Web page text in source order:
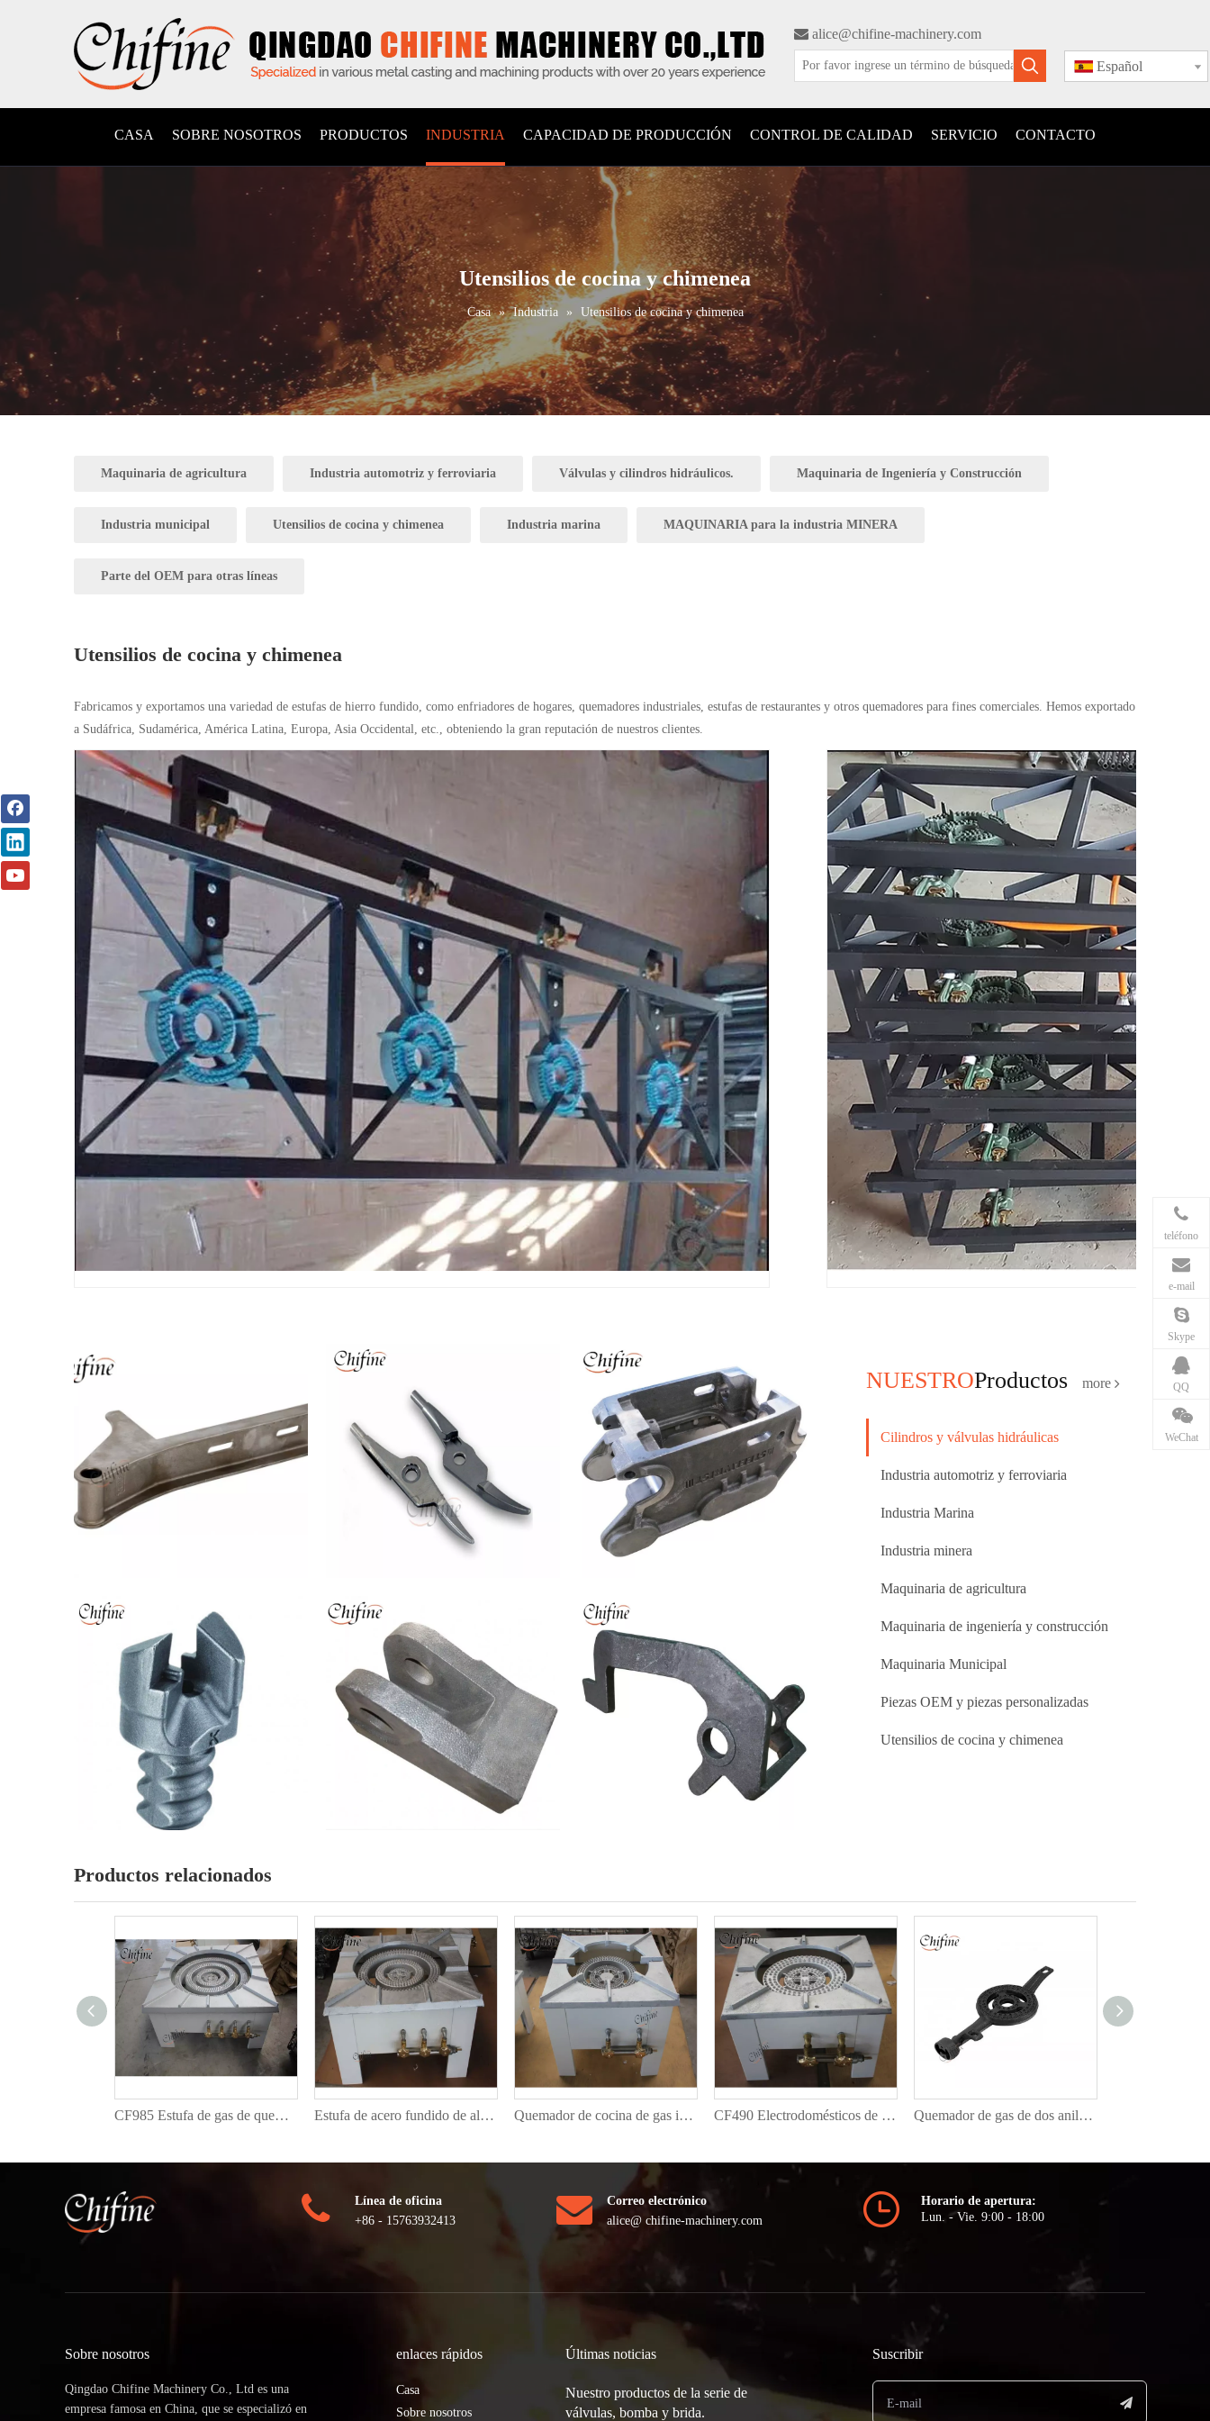
 alice@chifine-machinery.com
Español
CASA SOBRE NOSOTROS PRODUCTOS INDUSTRIA CAPACIDAD DE PRODUCCIÓN CONTROL DE CALIDAD SERVICIO CONTACTO
Utensilios de cocina y chimenea
Casa » Industria » Utensilios de cocina y chimenea
Maquinaria de agricultura Industria automotriz y ferroviaria Válvulas y cilindros hidráulicos. Maquinaria de Ingeniería y Construcción
Industria municipal Utensilios de cocina y chimenea Industria marina MAQUINARIA para la industria MINERA
Parte del OEM para otras líneas
Utensilios de cocina y chimenea
Fabricamos y exportamos una variedad de estufas de hierro fundido, como enfriadores de hogares, quemadores industriales, estufas de restaurantes y otros quemadores para fines comerciales. Hemos exportado
a Sudáfrica, Sudamérica, América Latina, Europa, Asia Occidental, etc., obteniendo la gran reputación de nuestros clientes.
NUESTROProductos more
Martillo de acero con alto
contenido de manganeso para
Repuesto de maquinaria de
minería de acero al carbono con
Cilindros y válvulas hidráulicas
Industria automotriz y ferroviaria
Industria Marina
Industria minera
Maquinaria de agricultura
Maquinaria de ingeniería y construcción
Maquinaria Municipal
Piezas OEM y piezas personalizadas
Utensilios de cocina y chimenea
Productos relacionados
CF985 Estufa de gas de quemador de hierro fundido con quemador de rango personalizado Estufa de acero fundido de alta calidad CF740 LPG Industial Commercial Gas Burner Estufa de cocina Quemador de cocina de gas industrial CF610 LPG para estufa de fundición CF490 Electrodomésticos de cocina Restaurante Estufas de gas de acero fundido para uso comercial Quemador de gas de dos anillos de hierro fundido para puerta de cocina
Línea de oficina
+86 - 15763932413
Correo electrónico
alice@ chifine-machinery.com
Horario de apertura:
Lun. - Vie. 9:00 - 18:00
Sobre nosotros
Qingdao Chifine Machinery Co., Ltd es una
empresa famosa en China, que se especializó en
enlaces rápidos
Casa
Sobre nosotros
Últimas noticias
Nuestro productos de la serie de
válvulas, bomba y brida.
Suscribir
teléfono
e-mail
Skype
QQ
WeChat